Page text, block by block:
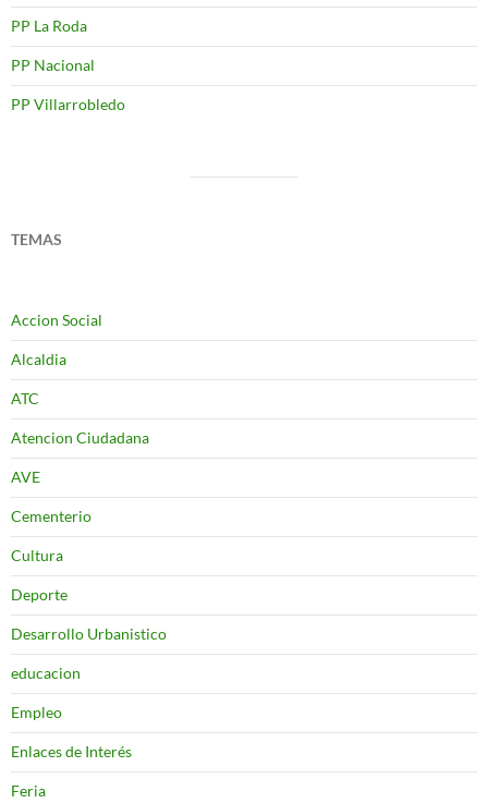
PP La Roda
PP Nacional
PP Villarrobledo
TEMAS
Accion Social
Alcaldia
ATC
Atencion Ciudadana
AVE
Cementerio
Cultura
Deporte
Desarrollo Urbanistico
educacion
Empleo
Enlaces de Interés
Feria